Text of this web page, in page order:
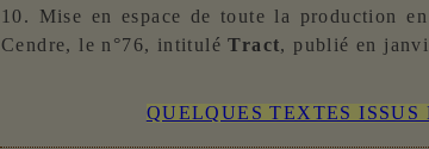
10. Mise en espace de toute la production
Cendre, le n°76, intituléTract, publié en
QUELQUES TEXTES ISSUS